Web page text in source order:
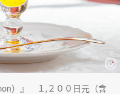
）』 １,２００日元（含